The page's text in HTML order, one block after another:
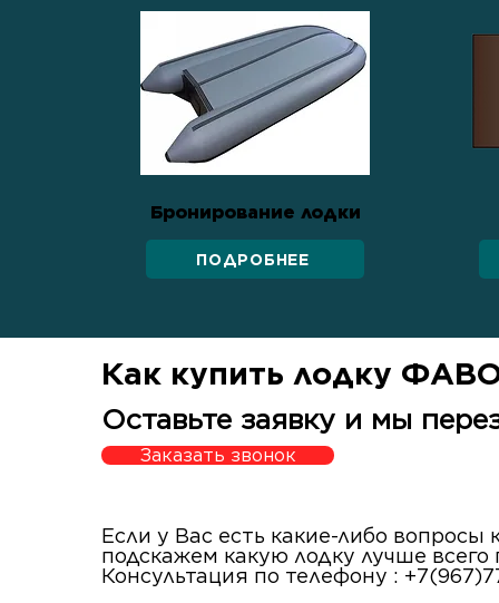
Бронирование лодки
ПОДРОБНЕЕ
Как купить лодку
Оставьте заявку и мы
Заказать звонок
Если у Вас есть какие-либо
подскажем какую лодку лучше
Консультация по телефону :